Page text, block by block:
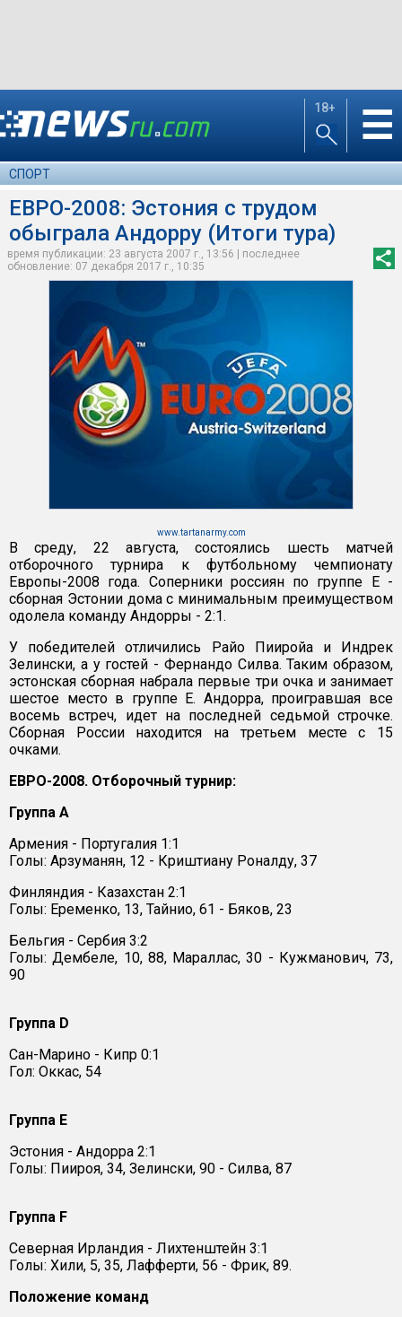
18+ ☰
СПОРТ
ЕВРО-2008: Эстония с трудом
обыграла Андорру (Итоги тура)
время публикации: 23 августа 2007 г., 13:56 | последнее
обновление: 07 декабря 2017 г., 10:35
www.tartanarmy.com
В среду, 22 августа, состоялись шесть матчей
отборочного турнира к футбольному чемпионату
Европы-2008 года. Соперники россиян по группе Е -
сборная Эстонии дома с минимальным преимуществом
одолела команду Андорры - 2:1.
У победителей отличились Райо Пииройа и Индрек
Зелински, а у гостей - Фернандо Силва. Таким образом,
эстонская сборная набрала первые три очка и занимает
шестое место в группе Е. Андорра, проигравшая все
восемь встреч, идет на последней седьмой строчке.
Сборная России находится на третьем месте с 15
очками.
ЕВРО-2008. Отборочный турнир:
Группа А
Армения - Португалия 1:1
Голы: Арзуманян, 12 - Криштиану Роналду, 37
Финляндия - Казахстан 2:1
Голы: Еременко, 13, Тайнио, 61 - Бяков, 23
Бельгия - Сербия 3:2
Голы: Дембеле, 10, 88, Мараллас, 30 - Кужманович, 73,
90
Группа D
Сан-Марино - Кипр 0:1
Гол: Оккас, 54
Группа E
Эстония - Андорра 2:1
Голы: Пиироя, 34, Зелински, 90 - Силва, 87
Группа F
Северная Ирландия - Лихтенштейн 3:1
Голы: Хили, 5, 35, Лафферти, 56 - Фрик, 89.
Положение команд